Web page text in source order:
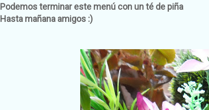
Podemos terminar este menú con un té de piña
Hasta mañana amigos :)